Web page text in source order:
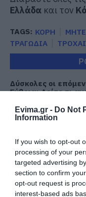
Evima.gr - Do Not
Information
If you wish to opt-out
processing of your
targeted advertising
section to confirm
opt-out request is
interest-based ads
Ελλάδα και τον
TAGS: ΚΟΡΗ
ΤΡΑΓΩΔΙΑ
Δύσκολες οι
Εύβοια: Δείτε τι
06.08.2026 | 08:00
με δύο ακόμη
– Νέο ασθενοφόρο
05.08.2026 | 22:00
Κοριτσάκι